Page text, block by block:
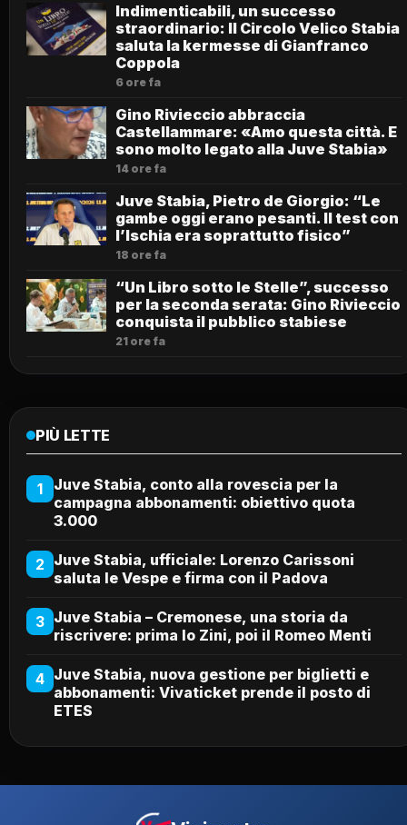
Indimenticabili, un successo
straordinario: Il Circolo Velico Stabia
saluta la kermesse di Gianfranco
Coppola
6 ore fa
Gino Rivieccio abbraccia
Castellammare: «Amo questa città. E
sono molto legato alla Juve Stabia»
14 ore fa
Juve Stabia, Pietro de Giorgio: “Le
gambe oggi erano pesanti. Il test con
l’Ischia era soprattutto fisico”
18 ore fa
“Un Libro sotto le Stelle”, successo
per la seconda serata: Gino Rivieccio
conquista il pubblico stabiese
21 ore fa
PIÙ LETTE
1
Juve Stabia, conto alla rovescia per la
campagna abbonamenti: obiettivo quota
3.000
2 Juve Stabia, ufficiale: Lorenzo Carissoni
saluta le Vespe e firma con il Padova
3 Juve Stabia – Cremonese, una storia da
riscrivere: prima lo Zini, poi il Romeo Menti
4 Juve Stabia, nuova gestione per biglietti e
abbonamenti: Vivaticket prende il posto di
ETES